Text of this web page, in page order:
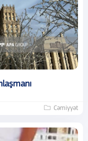
Cəmiyyət